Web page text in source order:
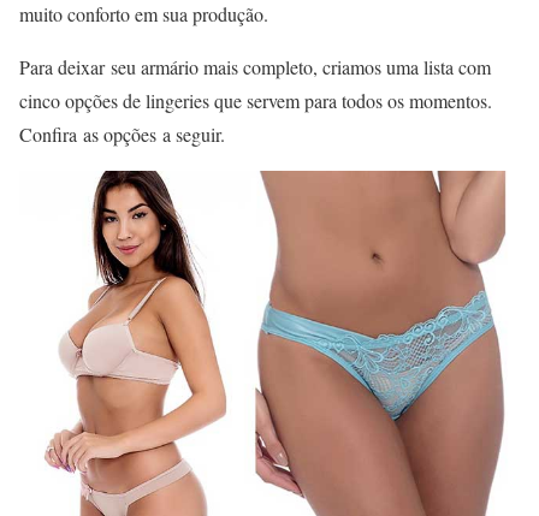
muito conforto em sua produção.
Para deixar seu armário mais completo, criamos uma lista com
cinco opções de lingeries que servem para todos os momentos.
Confira as opções a seguir.